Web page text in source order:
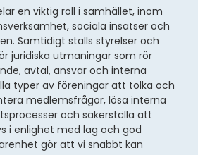
en viktig roll i samhället, inom
sociala insatser och
Samtidigt ställs styrelser och
juridiska utmaningar som rör
avtal, ansvar och interna
typer av föreningar att tolka och
medlemsfrågor, lösa interna
och säkerställa att
i enlighet med lag och god
gör att vi snabbt kan